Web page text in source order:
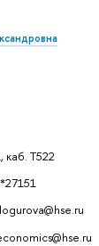
каб. Т522